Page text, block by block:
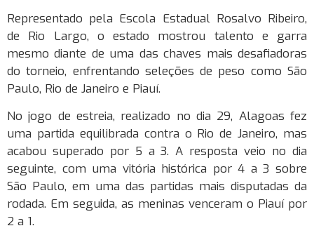
Representado pela Escola Estadual Rosalvo Ribeiro,
de Rio Largo, o estado mostrou talento e garra
mesmo diante de uma das chaves mais desafiadoras
do torneio, enfrentando seleções de peso como São
Paulo, Rio de Janeiro e Piauí.
No jogo de estreia, realizado no dia 29, Alagoas fez
uma partida equilibrada contra o Rio de Janeiro, mas
acabou superado por 5 a 3. A resposta veio no dia
seguinte, com uma vitória histórica por 4 a 3 sobre
São Paulo, em uma das partidas mais disputadas da
rodada. Em seguida, as meninas venceram o Piauí por
2 a 1.